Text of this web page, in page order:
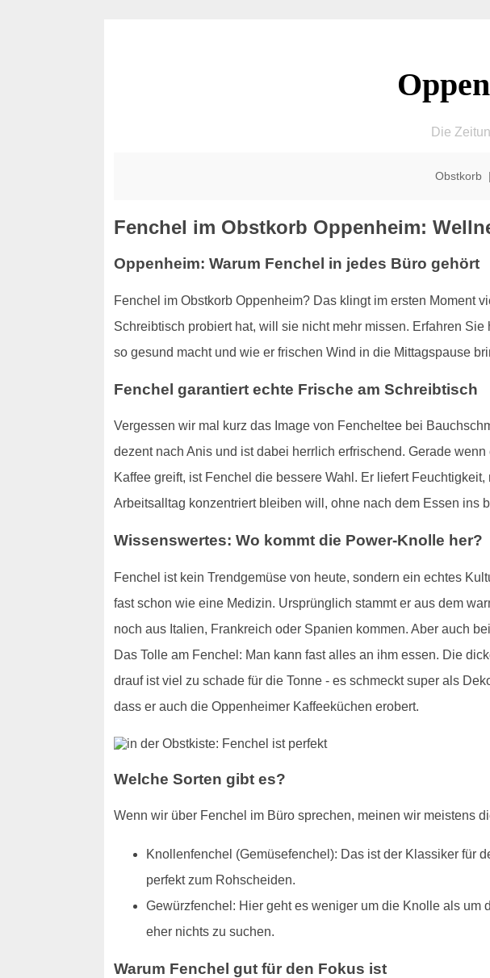
Die
Obstkorb
Fenchel im Obstkorb Oppenheim:
Oppenheim: Warum Fenchel in jedes Büro gehört
Fenchel im Obstkorb Oppenheim? Das klingt im ersten
Schreibtisch probiert hat, will sie nicht mehr missen. Erfahren
so gesund macht und wie er frischen Wind in die Mittagspause
Fenchel garantiert echte Frische am Schreibtisch
Vergessen wir mal kurz das Image von Fencheltee bei
dezent nach Anis und ist dabei herrlich erfrischend. Gerade
Kaffee greift, ist Fenchel die bessere Wahl. Er liefert
Arbeitsalltag konzentriert bleiben will, ohne nach dem Essen ins
Wissenswertes: Wo kommt die Power-Knolle her?
Fenchel ist kein Trendgemüse von heute, sondern ein echtes
fast schon wie eine Medizin. Ursprünglich stammt er aus dem
noch aus Italien, Frankreich oder Spanien kommen. Aber auch
Das Tolle am Fenchel: Man kann fast alles an ihm essen. Die
drauf ist viel zu schade für die Tonne - es schmeckt super als
dass er auch die Oppenheimer Kaffeeküchen erobert.
Welche Sorten gibt es?
Wenn wir über Fenchel im Büro sprechen, meinen wir meistens
Knollenfenchel (Gemüsefenchel): Das ist der Klassiker für
perfekt zum Rohscheiden.
Gewürzfenchel: Hier geht es weniger um die Knolle als um
eher nichts zu suchen.
Warum Fenchel gut für den Fokus ist